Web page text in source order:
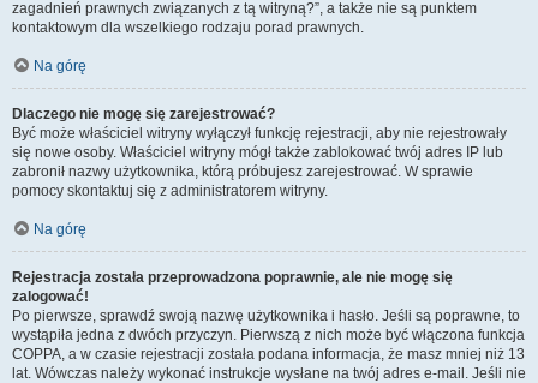
zagadnień prawnych związanych z tą witryną?”, a także nie są punktem
kontaktowym dla wszelkiego rodzaju porad prawnych.
Na górę
Dlaczego nie mogę się zarejestrować?
Być może właściciel witryny wyłączył funkcję rejestracji, aby nie rejestrowały
się nowe osoby. Właściciel witryny mógł także zablokować twój adres IP lub
zabronił nazwy użytkownika, którą próbujesz zarejestrować. W sprawie
pomocy skontaktuj się z administratorem witryny.
Na górę
Rejestracja została przeprowadzona poprawnie, ale nie mogę się
zalogować!
Po pierwsze, sprawdź swoją nazwę użytkownika i hasło. Jeśli są poprawne, to
wystąpiła jedna z dwóch przyczyn. Pierwszą z nich może być włączona funkcja
COPPA, a w czasie rejestracji została podana informacja, że masz mniej niż 13
lat. Wówczas należy wykonać instrukcje wysłane na twój adres e-mail. Jeśli nie